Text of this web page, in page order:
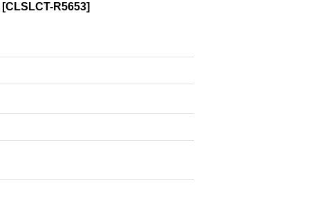
[CLSLCT-R5653]